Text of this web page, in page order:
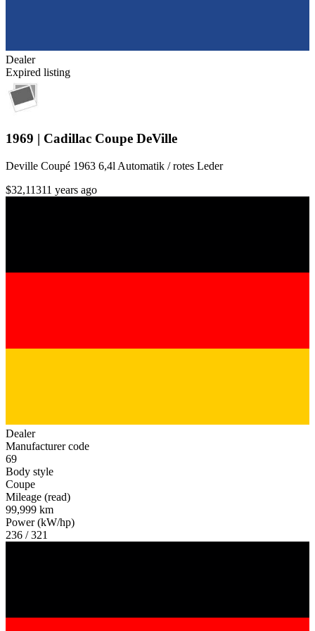
Dealer
Expired listing
1969 | Cadillac Coupe DeVille
Deville Coupé 1963 6,4l Automatik / rotes Leder
$32,11311 years ago
Dealer
Manufacturer code
69
Body style
Coupe
Mileage (read)
99,999 km
Power (kW/hp)
236 / 321